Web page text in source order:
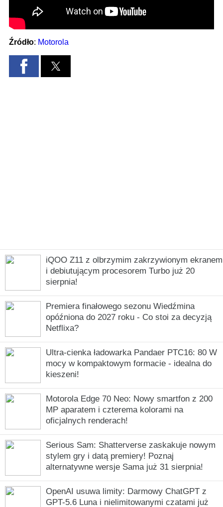
iQOO Z11 z olbrzymim zakrzywionym ekranem
i debiutującym procesorem Turbo już 20
sierpnia!
Premiera finałowego sezonu Wiedźmina
opóźniona do 2027 roku - Co stoi za decyzją
Netflixa?
Ultra-cienka ładowarka Pandaer PTC16: 80 W
mocy w kompaktowym formacie - idealna do
kieszeni!
Motorola Edge 70 Neo: Nowy smartfon z 200
MP aparatem i czterema kolorami na
oficjalnych renderach!
Serious Sam: Shatterverse zaskakuje nowym
stylem gry i datą premiery! Poznaj
alternatywne wersje Sama już 31 sierpnia!
OpenAI usuwa limity: Darmowy ChatGPT z
GPT-5.6 Luna i nielimitowanymi czatami już